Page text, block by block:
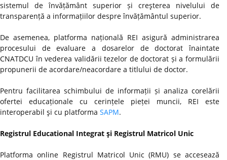
sistemul de învățământ superior și creşterea nivelului de
transparență a informațiilor despre învățământul superior.
De asemenea, platforma națională REI asigură administrarea
procesului de evaluare a dosarelor de doctorat înaintate
CNATDCU în vederea validării tezelor de doctorat și a formulării
propunerii de acordare/neacordare a titlului de doctor.
Pentru facilitarea schimbului de informații și analiza corelării
ofertei educaționale cu cerințele pieței muncii, REI este
interoperabil şi cu platforma SAPM.
Registrul Educational Integrat şi Registrul Matricol Unic
Platforma online Registrul Matricol Unic (RMU) se accesează